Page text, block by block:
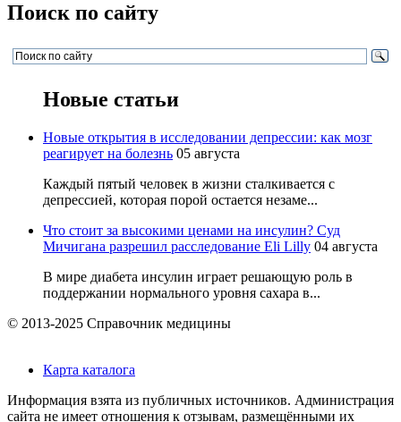
Поиск по сайту
Новые статьи
Новые открытия в исследовании депрессии: как мозг
реагирует на болезнь 05 августа
Каждый пятый человек в жизни сталкивается с
депрессией, которая порой остается незаме...
Что стоит за высокими ценами на инсулин? Суд
Мичигана разрешил расследование Eli Lilly 04 августа
В мире диабета инсулин играет решающую роль в
поддержании нормального уровня сахара в...
© 2013-2025 Справочник медицины
Карта каталога
Информация взята из публичных источников. Администрация
сайта не имеет отношения к отзывам, размещёнными их